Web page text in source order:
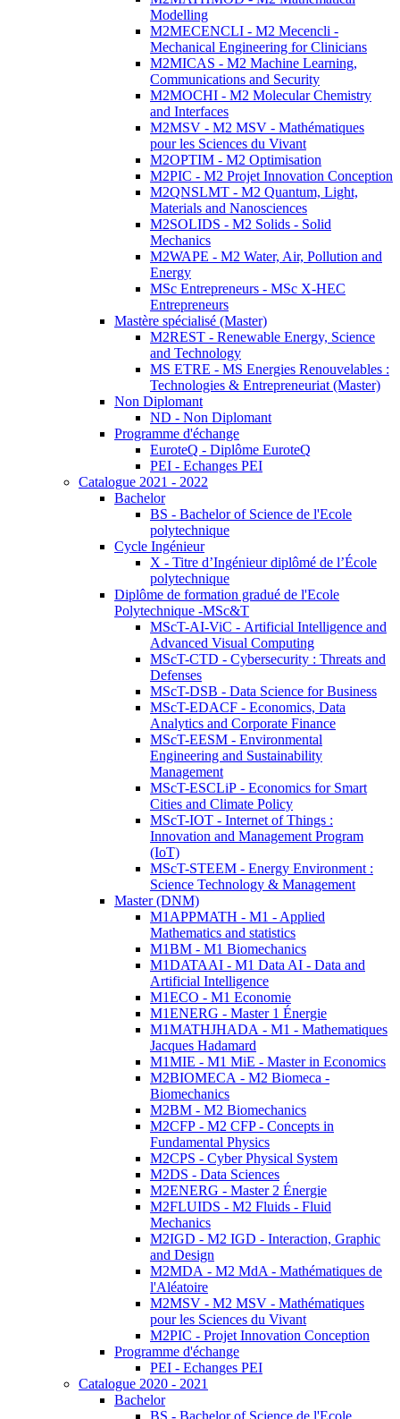
Modelling
M2MECENCLI - M2 Mecencli -
Mechanical Engineering for Clinicians
M2MICAS - M2 Machine Learning,
Communications and Security
M2MOCHI - M2 Molecular Chemistry
and Interfaces
M2MSV - M2 MSV - Mathématiques
pour les Sciences du Vivant
M2OPTIM - M2 Optimisation
M2PIC - M2 Projet Innovation Conception
M2QNSLMT - M2 Quantum, Light,
Materials and Nanosciences
M2SOLIDS - M2 Solids - Solid
Mechanics
M2WAPE - M2 Water, Air, Pollution and
Energy
MSc Entrepreneurs - MSc X-HEC
Entrepreneurs
Mastère spécialisé (Master)
M2REST - Renewable Energy, Science
and Technology
MS ETRE - MS Energies Renouvelables :
Technologies & Entrepreneuriat (Master)
Non Diplomant
ND - Non Diplomant
Programme d'échange
EuroteQ - Diplôme EuroteQ
PEI - Echanges PEI
Catalogue 2021 - 2022
Bachelor
BS - Bachelor of Science de l'Ecole
polytechnique
Cycle Ingénieur
X - Titre d’Ingénieur diplômé de l’École
polytechnique
Diplôme de formation gradué de l'Ecole
Polytechnique -MSc&T
MScT-AI-ViC - Artificial Intelligence and
Advanced Visual Computing
MScT-CTD - Cybersecurity : Threats and
Defenses
MScT-DSB - Data Science for Business
MScT-EDACF - Economics, Data
Analytics and Corporate Finance
MScT-EESM - Environmental
Engineering and Sustainability
Management
MScT-ESCLiP - Economics for Smart
Cities and Climate Policy
MScT-IOT - Internet of Things :
Innovation and Management Program
(IoT)
MScT-STEEM - Energy Environment :
Science Technology & Management
Master (DNM)
M1APPMATH - M1 - Applied
Mathematics and statistics
M1BM - M1 Biomechanics
M1DATAAI - M1 Data AI - Data and
Artificial Intelligence
M1ECO - M1 Economie
M1ENERG - Master 1 Énergie
M1MATHJHADA - M1 - Mathematiques
Jacques Hadamard
M1MIE - M1 MiE - Master in Economics
M2BIOMECA - M2 Biomeca -
Biomechanics
M2BM - M2 Biomechanics
M2CFP - M2 CFP - Concepts in
Fundamental Physics
M2CPS - Cyber Physical System
M2DS - Data Sciences
M2ENERG - Master 2 Énergie
M2FLUIDS - M2 Fluids - Fluid
Mechanics
M2IGD - M2 IGD - Interaction, Graphic
and Design
M2MDA - M2 MdA - Mathématiques de
l'Aléatoire
M2MSV - M2 MSV - Mathématiques
pour les Sciences du Vivant
M2PIC - Projet Innovation Conception
Programme d'échange
PEI - Echanges PEI
Catalogue 2020 - 2021
Bachelor
BS - Bachelor of Science de l'Ecole